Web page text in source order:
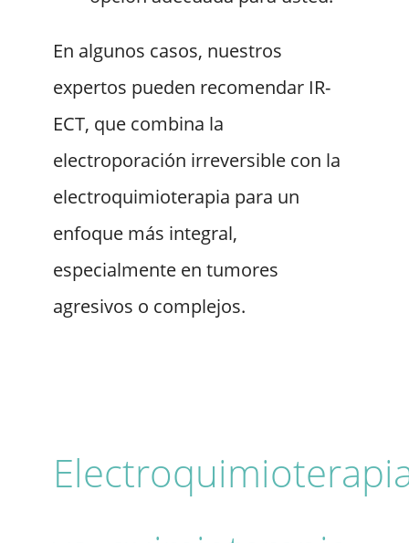
En algunos casos, nuestros
expertos pueden recomendar IR-
ECT, que combina la
electroporación irreversible con la
electroquimioterapia para un
enfoque más integral,
especialmente en tumores
agresivos o complejos.